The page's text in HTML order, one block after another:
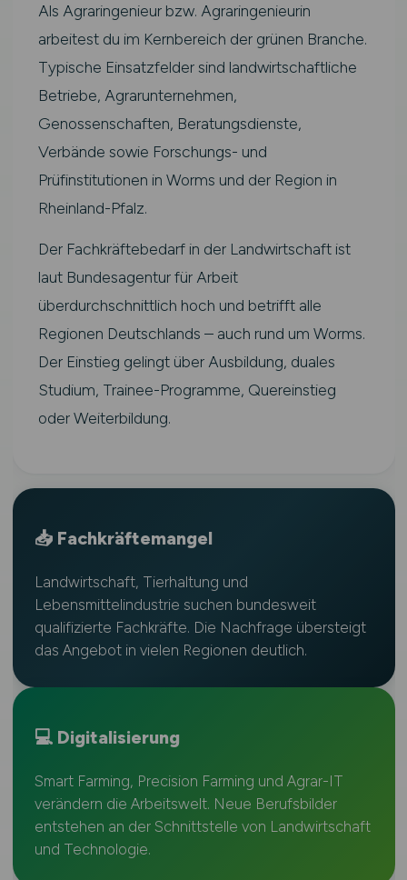
Als Agraringenieur bzw. Agraringenieurin
arbeitest du im Kernbereich der grünen Branche.
Typische Einsatzfelder sind landwirtschaftliche
Betriebe, Agrarunternehmen,
Genossenschaften, Beratungsdienste,
Verbände sowie Forschungs- und
Prüfinstitutionen in Worms und der Region in
Rheinland-Pfalz.
Der Fachkräftebedarf in der Landwirtschaft ist
laut Bundesagentur für Arbeit
überdurchschnittlich hoch und betrifft alle
Regionen Deutschlands – auch rund um Worms.
Der Einstieg gelingt über Ausbildung, duales
Studium, Trainee-Programme, Quereinstieg
oder Weiterbildung.
📥 Fachkräftemangel
Landwirtschaft, Tierhaltung und
Lebensmittelindustrie suchen bundesweit
qualifizierte Fachkräfte. Die Nachfrage übersteigt
das Angebot in vielen Regionen deutlich.
💻 Digitalisierung
Smart Farming, Precision Farming und Agrar-IT
verändern die Arbeitswelt. Neue Berufsbilder
entstehen an der Schnittstelle von Landwirtschaft
und Technologie.